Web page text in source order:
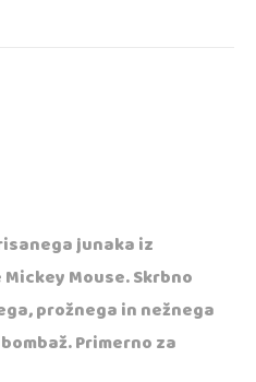
junaka iz
Mouse. Skrbno
prožnega in nežnega
Primerno za